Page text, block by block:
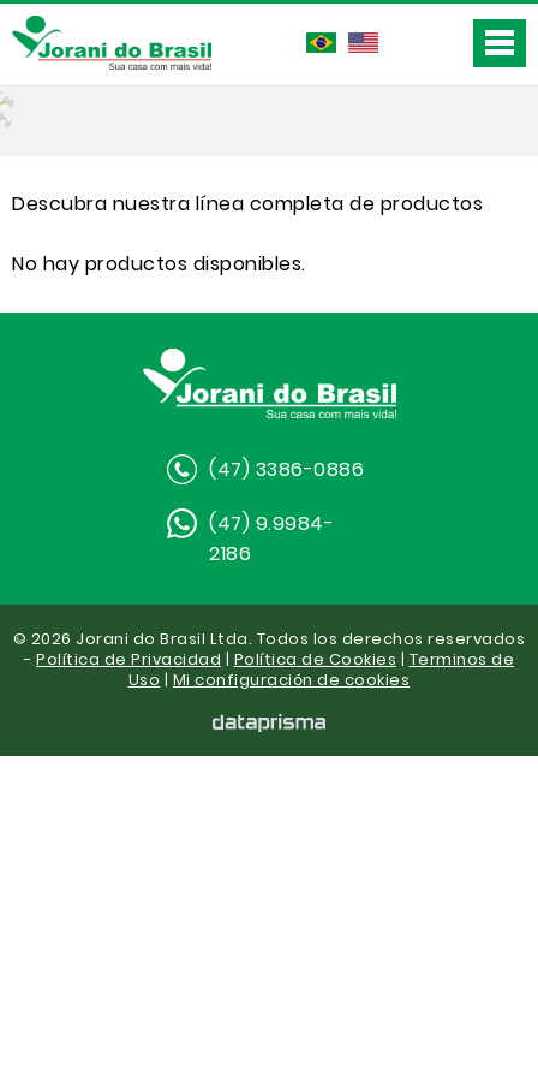
Descubra nuestra línea completa de productos
No hay productos disponibles.
(47) 3386-0886
(47) 9.9984-
2186
© 2026 Jorani do Brasil Ltda. Todos los derechos reservados
- Política de Privacidad | Política de Cookies | Terminos de
Uso | Mi configuración de cookies